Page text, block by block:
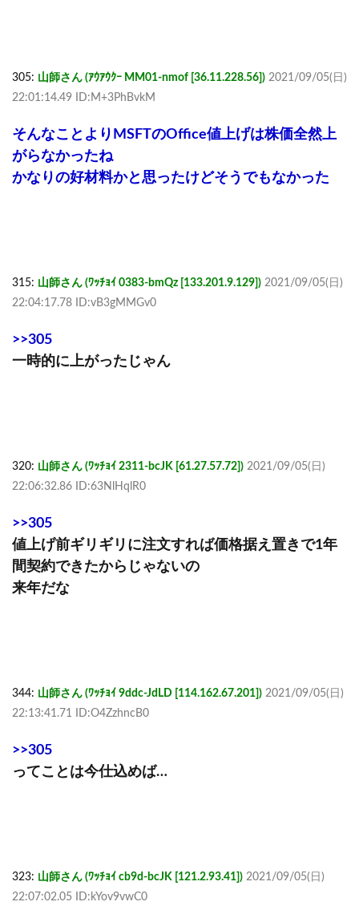
305: 山師さん (ｱｳｱｳｸｰ MM01-nmof [36.11.228.56]) 2021/09/05(日)
22:01:14.49 ID:M+3PhBvkM
そんなことよりMSFTのOffice値上げは株価全然上
がらなかったね
かなりの好材料かと思ったけどそうでもなかった
315: 山師さん (ﾜｯﾁｮｲ 0383-bmQz [133.201.9.129]) 2021/09/05(日)
22:04:17.78 ID:vB3gMMGv0
>>305
一時的に上がったじゃん
320: 山師さん (ﾜｯﾁｮｲ 2311-bcJK [61.27.57.72]) 2021/09/05(日)
22:06:32.86 ID:63NlHqlR0
>>305
値上げ前ギリギリに注文すれば価格据え置きで1年
間契約できたからじゃないの
来年だな
344: 山師さん (ﾜｯﾁｮｲ 9ddc-JdLD [114.162.67.201]) 2021/09/05(日)
22:13:41.71 ID:O4ZzhncB0
>>305
ってことは今仕込めば…
323: 山師さん (ﾜｯﾁｮｲ cb9d-bcJK [121.2.93.41]) 2021/09/05(日)
22:07:02.05 ID:kYov9vwC0